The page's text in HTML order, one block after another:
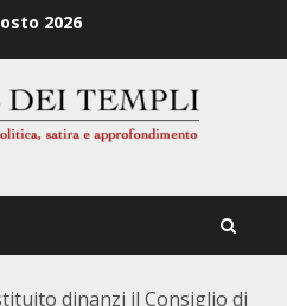
2026
dinanzi il Consiglio di